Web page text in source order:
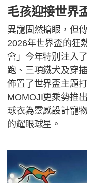
毛孩迎接世界
異寵固然搶眼，但
2026年世界盃的狂
會」今年特別注入
跑、三項鐵犬及穿
佈置了世界盃主題
MOMOJI更乘勢推
球衣為靈感設計寵
的耀眼球星。